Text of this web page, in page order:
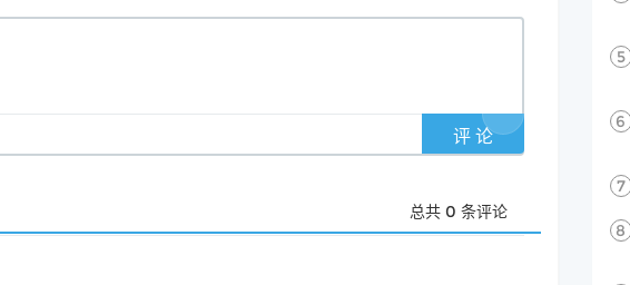
总共 0 条评论
5
6
7
8